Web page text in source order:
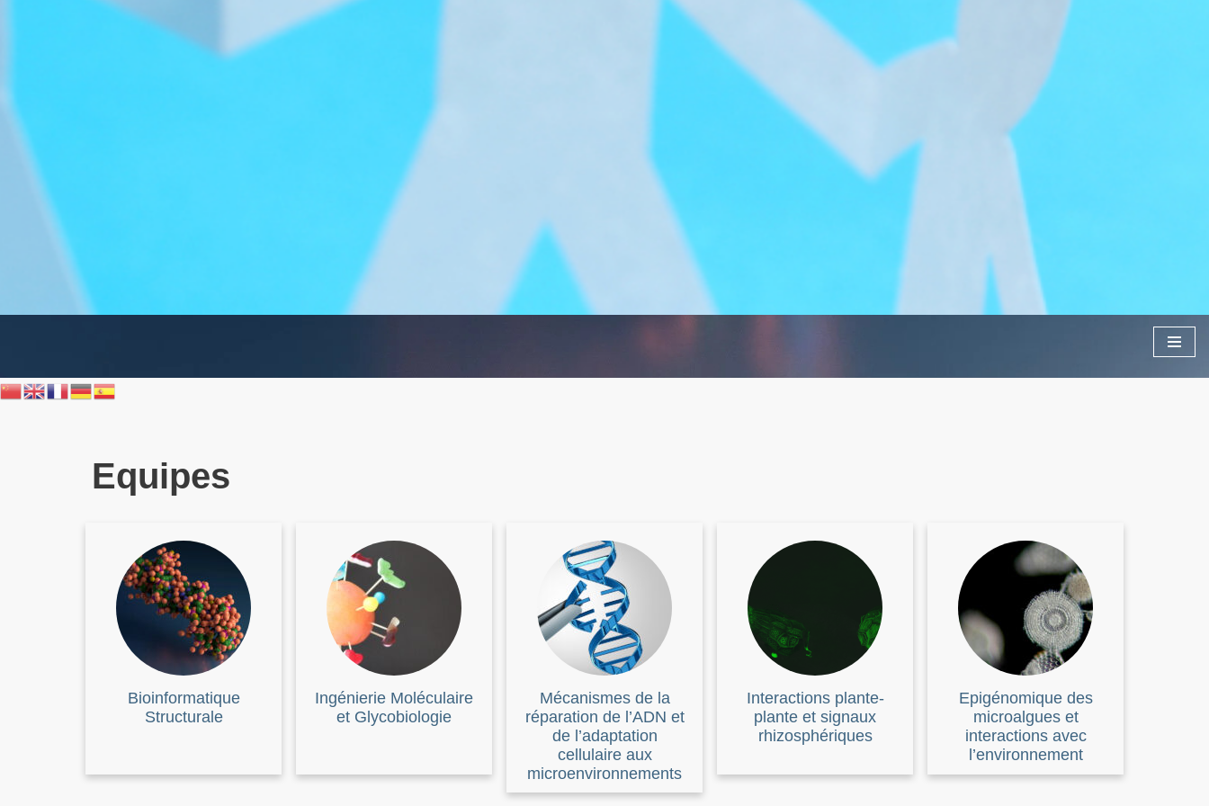
Equipes
Bioinformatique
Structurale
Ingénierie Moléculaire
et Glycobiologie
Mécanismes de la
réparation de l’ADN et
de l’adaptation
cellulaire aux
microenvironnements
Interactions plante-
plante et signaux
rhizosphériques
Epigénomique des
microalgues et
interactions avec
l’environnement